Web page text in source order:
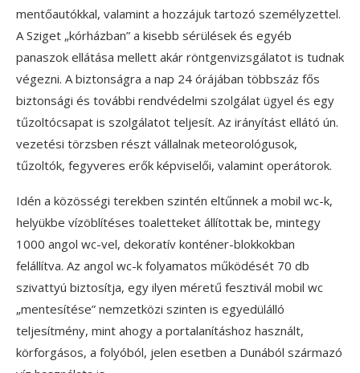
mentőautókkal, valamint a hozzájuk tartozó személyzettel.
A Sziget „kórházban” a kisebb sérülések és egyéb
panaszok ellátása mellett akár röntgenvizsgálatot is tudnak
végezni. A biztonságra a nap 24 órájában többszáz fős
biztonsági és további rendvédelmi szolgálat ügyel és egy
tűzoltócsapat is szolgálatot teljesít. Az irányítást ellátó ún.
vezetési törzsben részt vállalnak meteorológusok,
tűzoltók, fegyveres erők képviselői, valamint operátorok.
Idén a közösségi terekben szintén eltűnnek a mobil wc-k,
helyükbe vízöblítéses toaletteket állítottak be, mintegy
1000 angol wc-vel, dekoratív konténer-blokkokban
felállítva. Az angol wc-k folyamatos működését 70 db
szivattyú biztosítja, egy ilyen méretű fesztivál mobil wc
„mentesítése” nemzetközi szinten is egyedülálló
teljesítmény, mint ahogy a portalanításhoz használt,
körforgásos, a folyóból, jelen esetben a Dunából származó